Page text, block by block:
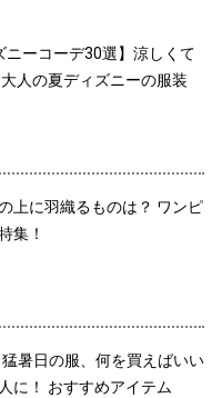
ニーコーデ30選】涼しくて
人の夏ディズニーの服装
上に羽織るものは？ ワンピ
集！
猛暑日の服、何を買えばいい
に！ おすすめアイテム